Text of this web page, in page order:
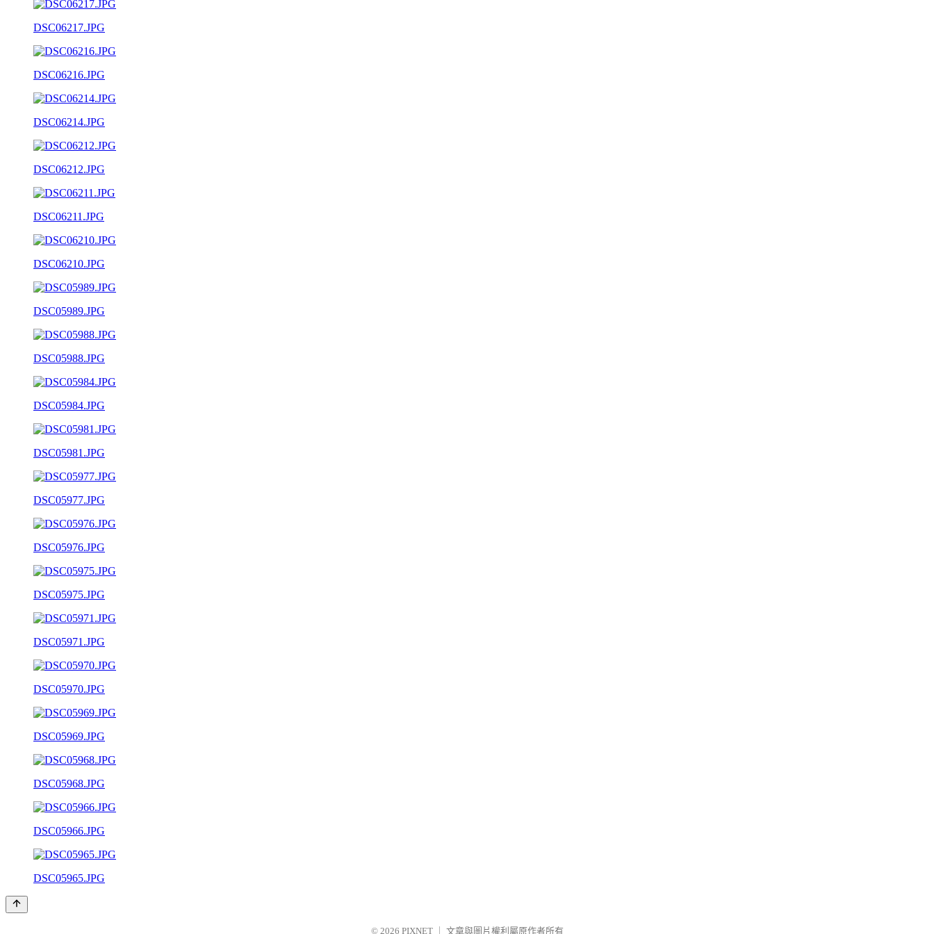
DSC06217.JPG
DSC06216.JPG
DSC06214.JPG
DSC06212.JPG
DSC06211.JPG
DSC06210.JPG
DSC05989.JPG
DSC05988.JPG
DSC05984.JPG
DSC05981.JPG
DSC05977.JPG
DSC05976.JPG
DSC05975.JPG
DSC05971.JPG
DSC05970.JPG
DSC05969.JPG
DSC05968.JPG
DSC05966.JPG
DSC05965.JPG
© 2026 PIXNET 文章與圖片權利屬原作者所有